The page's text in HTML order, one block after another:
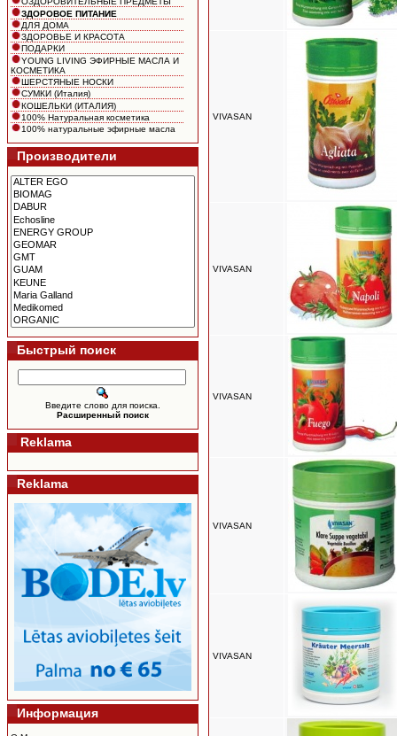
ЗДОРОВОЕ ПИТАНИЕ
ДЛЯ ДОМА
ЗДОРОВЬЕ И КРАСОТА
ПОДАРКИ
YOUNG LIVING ЭФИРНЫЕ МАСЛА И
КОСМЕТИКА
ШЕРСТЯНЫЕ НОСКИ
СУМКИ (Италия)
КОШЕЛЬКИ (ИТАЛИЯ)
100% Натуральная косметика
100% натуральные эфирные масла
Производители
Быстрый поиск
Введите слово для поиска.
Расширенный поиск
Reklama
Reklama
Информация
VIVASAN
VIVASAN
VIVASAN
VIVASAN
VIVASAN